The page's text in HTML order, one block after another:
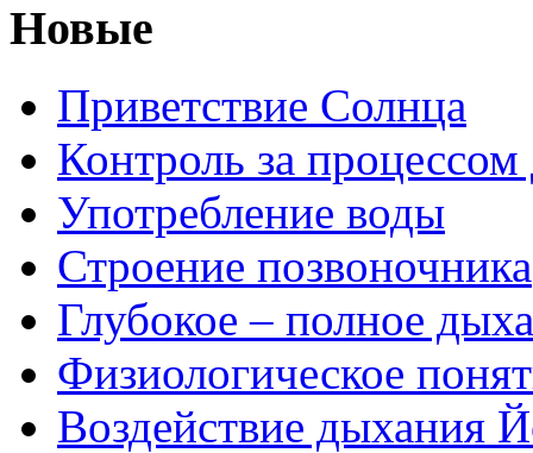
Новые
Приветствие Солнца
Контроль за
Употребление воды
Строение позвоночника
Глубокое – полное
Физиологическое
Воздействие дыхания